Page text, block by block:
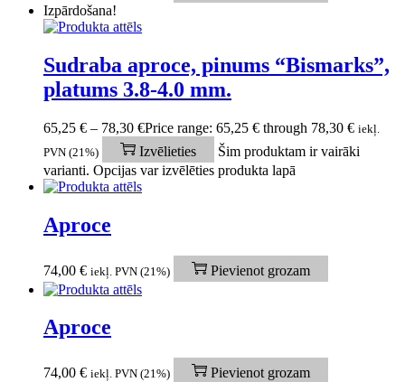
Izpārdošana!
Sudraba aproce, pinums “Bismarks”,
platums 3.8-4.0 mm.
65,25 € – 78,30 €Price range: 65,25 € through 78,30 € iekļ.
PVN (21%)
Izvēlieties
Šim produktam ir vairāki
varianti. Opcijas var izvēlēties produkta lapā
Aproce
74,00 € iekļ. PVN (21%) Pievienot grozam
Aproce
74,00 € iekļ. PVN (21%)
Pievienot grozam